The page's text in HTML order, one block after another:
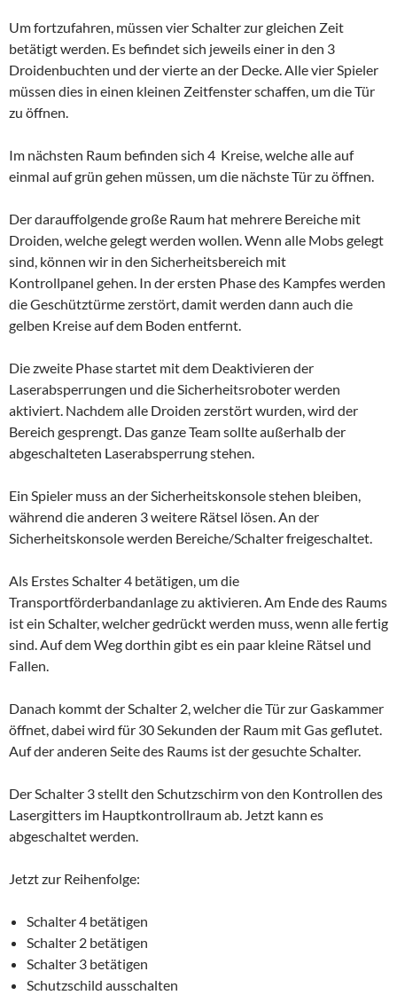
Um fortzufahren, müssen vier Schalter zur gleichen Zeit
betätigt werden. Es befindet sich jeweils einer in den 3
Droidenbuchten und der vierte an der Decke. Alle vier Spieler
müssen dies in einen kleinen Zeitfenster schaffen, um die Tür
zu öffnen.
Im nächsten Raum befinden sich 4 Kreise, welche alle auf
einmal auf grün gehen müssen, um die nächste Tür zu öffnen.
Der darauffolgende große Raum hat mehrere Bereiche mit
Droiden, welche gelegt werden wollen. Wenn alle Mobs gelegt
sind, können wir in den Sicherheitsbereich mit
Kontrollpanel gehen. In der ersten Phase des Kampfes werden
die Geschütztürme zerstört, damit werden dann auch die
gelben Kreise auf dem Boden entfernt.
Die zweite Phase startet mit dem Deaktivieren der
Laserabsperrungen und die Sicherheitsroboter werden
aktiviert. Nachdem alle Droiden zerstört wurden, wird der
Bereich gesprengt. Das ganze Team sollte außerhalb der
abgeschalteten Laserabsperrung stehen.
Ein Spieler muss an der Sicherheitskonsole stehen bleiben,
während die anderen 3 weitere Rätsel lösen. An der
Sicherheitskonsole werden Bereiche/Schalter freigeschaltet.
Als Erstes Schalter 4 betätigen, um die
Transportförderbandanlage zu aktivieren. Am Ende des Raums
ist ein Schalter, welcher gedrückt werden muss, wenn alle fertig
sind. Auf dem Weg dorthin gibt es ein paar kleine Rätsel und
Fallen.
Danach kommt der Schalter 2, welcher die Tür zur Gaskammer
öffnet, dabei wird für 30 Sekunden der Raum mit Gas geflutet.
Auf der anderen Seite des Raums ist der gesuchte Schalter.
Der Schalter 3 stellt den Schutzschirm von den Kontrollen des
Lasergitters im Hauptkontrollraum ab. Jetzt kann es
abgeschaltet werden.
Jetzt zur Reihenfolge:
Schalter 4 betätigen
Schalter 2 betätigen
Schalter 3 betätigen
Schutzschild ausschalten